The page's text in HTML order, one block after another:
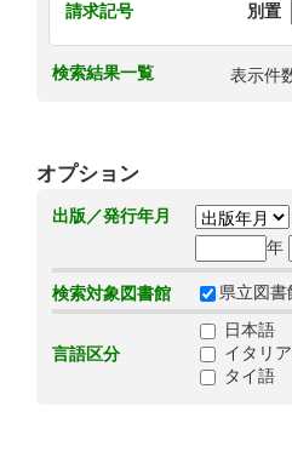
請求記号
別置
検索結果一覧 表示件
オプション
出版／発行年月
年
検索対象図書館 県立図書
言語区分
日本語
イタリ
タイ語